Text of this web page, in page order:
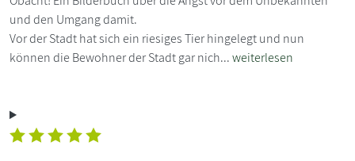
und den Umgang damit.
Vor der Stadt hat sich ein riesiges Tier hingelegt und nun
können die Bewohner der Stadt gar nich...weiterlesen